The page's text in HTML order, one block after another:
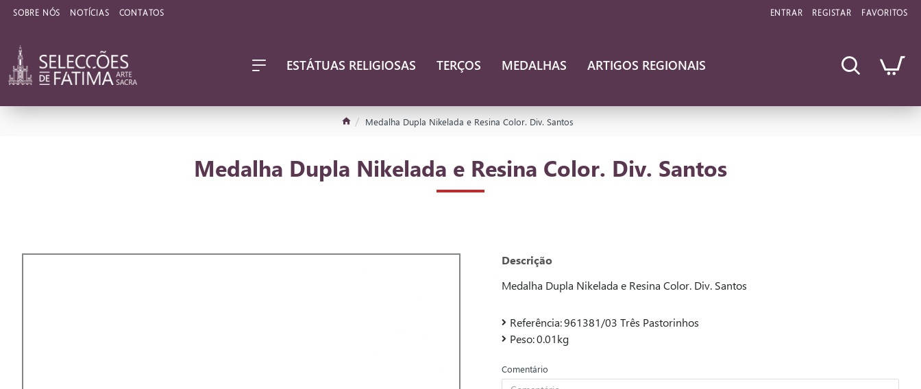
SOBRE NÓS NOTÍCIAS CONTATOS ENTRAR REGISTAR FAVORITOS
ESTÁTUAS RELIGIOSAS TERÇOS MEDALHAS ARTIGOS REGIONAIS
Medalha Dupla Nikelada e Resina Color. Div. Santos
Medalha Dupla Nikelada e Resina Color. Div. Santos
Descrição
Medalha Dupla Nikelada e Resina Color. Div. Santos
Referência:961381/03 Três Pastorinhos
Peso:0.01kg
Comentário